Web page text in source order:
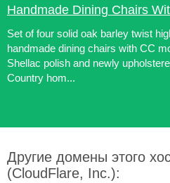
Handmade Dining Chairs
Set of four solid oak barley twist
handmade dining chairs with CC
Shellac polish and newly
Country hom...
Другие домены этого
(CloudFlare, Inc.):